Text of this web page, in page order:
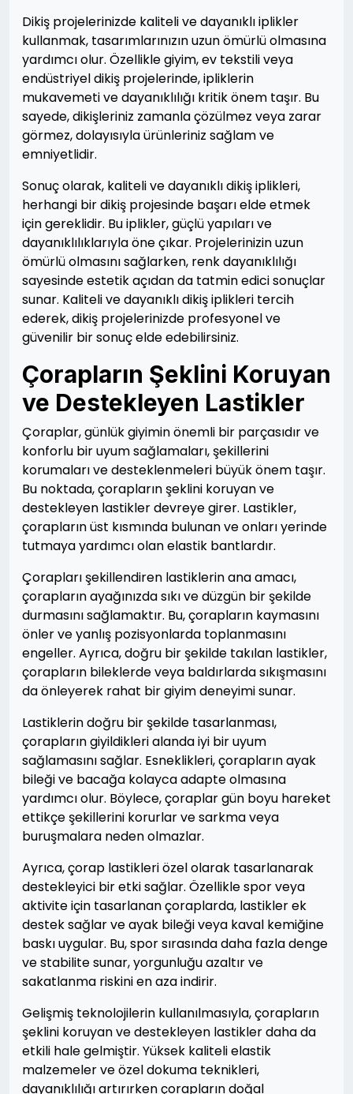
Dikiş projelerinizde kaliteli ve dayanıklı iplikler
kullanmak, tasarımlarınızın uzun ömürlü olmasına
yardımcı olur. Özellikle giyim, ev tekstili veya
endüstriyel dikiş projelerinde, ipliklerin
mukavemeti ve dayanıklılığı kritik önem taşır. Bu
sayede, dikişleriniz zamanla çözülmez veya zarar
görmez, dolayısıyla ürünleriniz sağlam ve
emniyetlidir.
Sonuç olarak, kaliteli ve dayanıklı dikiş iplikleri,
herhangi bir dikiş projesinde başarı elde etmek
için gereklidir. Bu iplikler, güçlü yapıları ve
dayanıklılıklarıyla öne çıkar. Projelerinizin uzun
ömürlü olmasını sağlarken, renk dayanıklılığı
sayesinde estetik açıdan da tatmin edici sonuçlar
sunar. Kaliteli ve dayanıklı dikiş iplikleri tercih
ederek, dikiş projelerinizde profesyonel ve
güvenilir bir sonuç elde edebilirsiniz.
Çorapların Şeklini Koruyan
ve Destekleyen Lastikler
Çoraplar, günlük giyimin önemli bir parçasıdır ve
konforlu bir uyum sağlamaları, şekillerini
korumaları ve desteklenmeleri büyük önem taşır.
Bu noktada, çorapların şeklini koruyan ve
destekleyen lastikler devreye girer. Lastikler,
çorapların üst kısmında bulunan ve onları yerinde
tutmaya yardımcı olan elastik bantlardır.
Çorapları şekillendiren lastiklerin ana amacı,
çorapların ayağınızda sıkı ve düzgün bir şekilde
durmasını sağlamaktır. Bu, çorapların kaymasını
önler ve yanlış pozisyonlarda toplanmasını
engeller. Ayrıca, doğru bir şekilde takılan lastikler,
çorapların bileklerde veya baldırlarda sıkışmasını
da önleyerek rahat bir giyim deneyimi sunar.
Lastiklerin doğru bir şekilde tasarlanması,
çorapların giyildikleri alanda iyi bir uyum
sağlamasını sağlar. Esneklikleri, çorapların ayak
bileği ve bacağa kolayca adapte olmasına
yardımcı olur. Böylece, çoraplar gün boyu hareket
ettikçe şekillerini korurlar ve sarkma veya
buruşmalara neden olmazlar.
Ayrıca, çorap lastikleri özel olarak tasarlanarak
destekleyici bir etki sağlar. Özellikle spor veya
aktivite için tasarlanan çoraplarda, lastikler ek
destek sağlar ve ayak bileği veya kaval kemiğine
baskı uygular. Bu, spor sırasında daha fazla denge
ve stabilite sunar, yorgunluğu azaltır ve
sakatlanma riskini en aza indirir.
Gelişmiş teknolojilerin kullanılmasıyla, çorapların
şeklini koruyan ve destekleyen lastikler daha da
etkili hale gelmiştir. Yüksek kaliteli elastik
malzemeler ve özel dokuma teknikleri,
dayanıklılığı artırırken çorapların doğal